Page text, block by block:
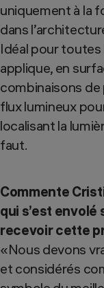
uniquement à la
dans
Idéal pour toutes
applique, en
combinaisons de
flux lumineux
localisant la
faut.
Commente
qui s’est
recevoir cette
«Nous devons
et considérés